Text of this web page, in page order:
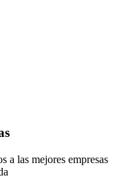
a las mejores empresas